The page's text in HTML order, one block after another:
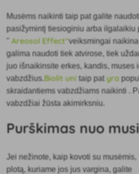
Musėms naikinti taip pat galite
pasižymintį tiesioginiu arba ilgalaikiu
"Areosol Effect"veiksmingai
galima naudoti tiek atvirose, tiek
juo išnaikinsite erkes, kandis, muses
vabzdžius.Biolit uni taip patyra
skraidantiems vabzdžiams naikinti .
vabzdžiai žūsta akimirksniu.
Purškimas nuo
Jei nežinote, kaip kovoti su musėmis,
plotą, kuriame jos jus vargina, galite